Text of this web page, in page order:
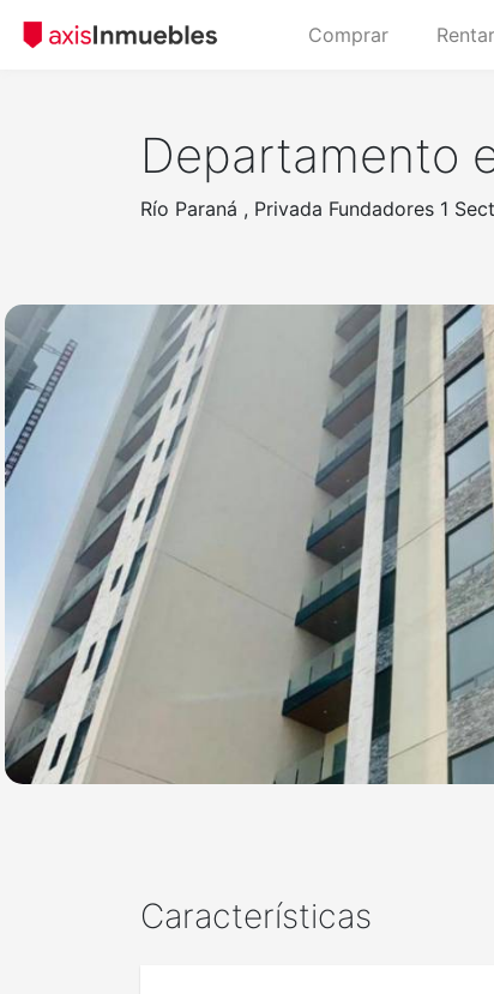
Comprar Rentar
Departamento
Río Paraná , Privada Fundadores 1
Características